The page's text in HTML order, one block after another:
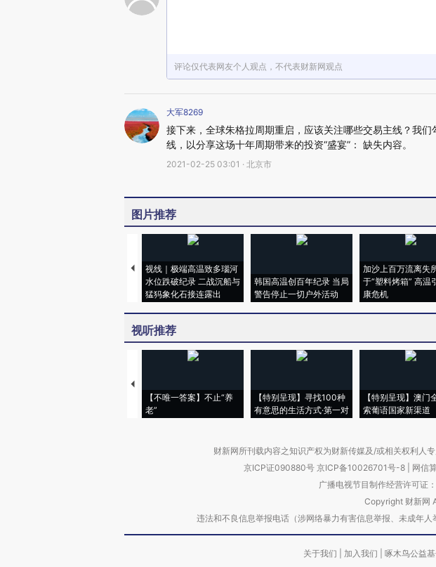
评论仅代表网友个人观点，不代表财新网观点
大军8269
接下来，全球朱格拉周期重启，应该关注哪些交易主线？我
线，以分享这场十年周期带来的投资“盛宴”： 缺失内容。
2021-02-25 03:01 · 北京市
图片推荐
视线｜极端高温致多瑙河
水位跌破纪录 二战沉船与
猛犸象化石接连露出
韩国高温创百年纪录 当局
警告停止一切户外活动
加沙上百万流离失
于“塑料烤箱” 高温
康危机
视听推荐
【不唯一答案】不止“养
老”
【特别呈现】寻找100种
有意思的生活方式·第一对
【特别呈现】澳门
索葡语国家新渠道
财新网所刊载内容之知识产权为财新传媒及/或相关权利人
京ICP证090880号 京ICP备10026701号-8 网信
广播电视节目制作经营许可证
Copyright 财新网
违法和不良信息举报电话（涉网络暴力有害信息举报、未成
关于我们 加入我们 啄木鸟公益